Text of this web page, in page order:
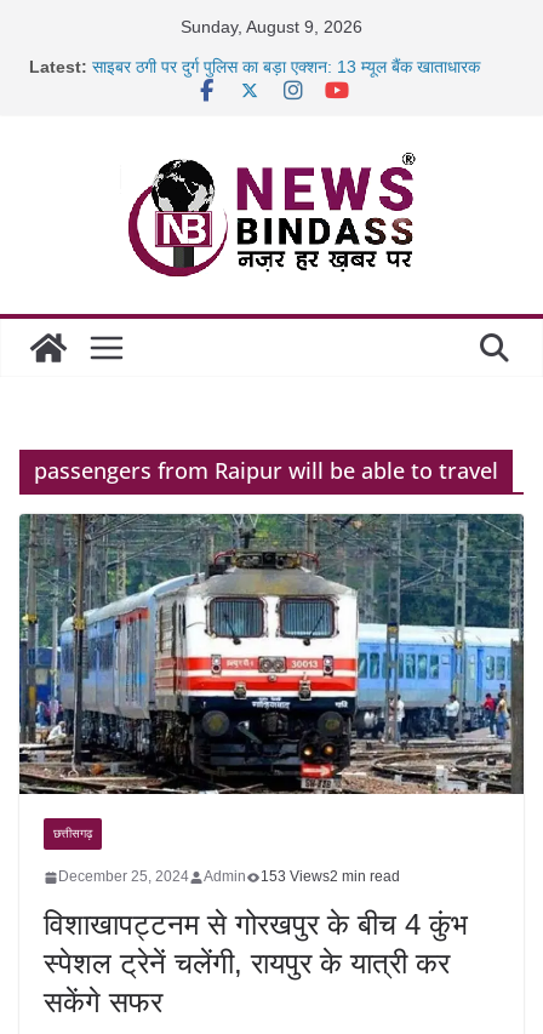
Sunday, August 9, 2026
Latest: साइबर ठगी पर दुर्ग पुलिस का बड़ा एक्शन: 13 म्यूल बैंक खाताधारक
रायपुर में कल्याण ज्वेलर्स में डकैती की साजिश नाकाम, दिल्ली-बिहार
छत्तीसगढ़ में 1460 गोधाम होंगे स्थापित, हर विकासखंड के 10 उत्कृष्ट
गोठानों
passengers from Raipur will be able to travel
छत्तीसगढ़
December 25, 2024 Admin 153 Views2 min read
विशाखापट्टनम से गोरखपुर के बीच 4 कुंभ
स्पेशल ट्रेनें चलेंगी, रायपुर के यात्री कर
सकेंगे सफर